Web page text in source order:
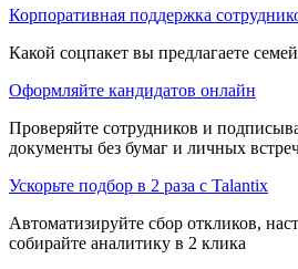
Корпоративная поддержка
Какой соцпакет вы предлагаете
Оформляйте кандидатов онлайн
Проверяйте сотрудников и
документы без бумаг и личных
Ускорьте подбор в 2 раза с Talantix
Автоматизируйте сбор откликов,
собирайте аналитику в 2 клика